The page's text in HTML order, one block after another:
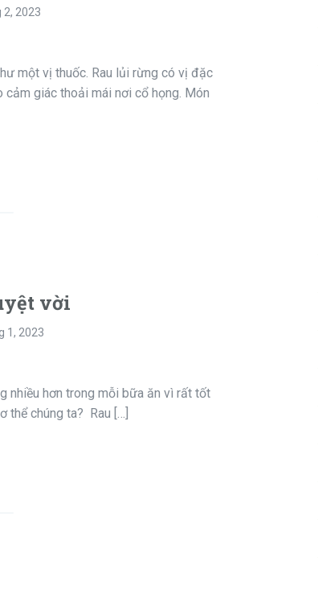
2, 2023
một vị thuốc. Rau lủi rừng có vị đặc
giác thoải mái nơi cổ họng. Món
vời
1, 2023
hơn trong mỗi bữa ăn vì rất tốt
thể chúng ta? Rau […]